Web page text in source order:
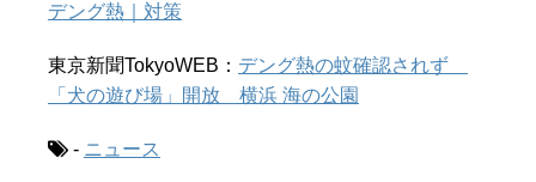
デング熱｜対策
東京新聞TokyoWEB： デング熱の蚊確認されず
「犬の遊び場」開放 横浜 海の公園
- ニュース